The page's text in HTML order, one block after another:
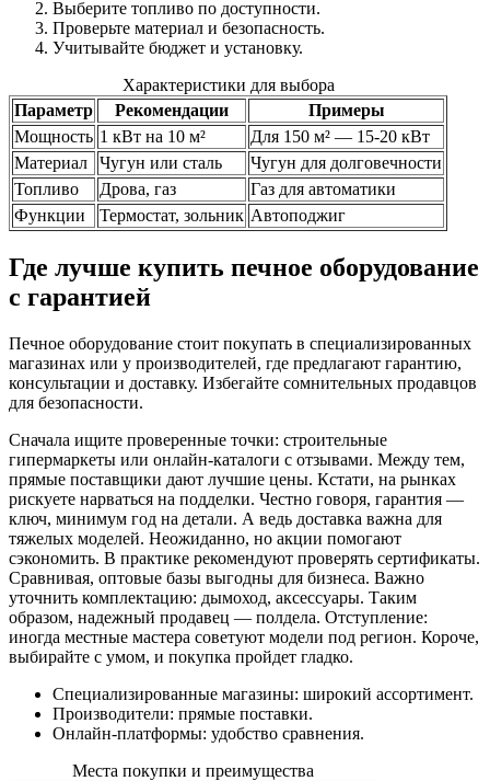
Выберите топливо по доступности.
Проверьте материал и безопасность.
Учитывайте бюджет и установку.
Характеристики для выбора
Параметр
Рекомендации
Примеры
Мощность 1 кВт на 10 м²
Для 150 м² — 15-20 кВт
Материал
Чугун или сталь
Чугун для долговечности
Топливо
Дрова, газ
Газ для автоматики
Функции
Термостат, зольник Автоподжиг
Где лучше купить печное оборудование
с гарантией
Печное оборудование стоит покупать в специализированных
магазинах или у производителей, где предлагают гарантию,
консультации и доставку. Избегайте сомнительных продавцов
для безопасности.
Сначала ищите проверенные точки: строительные
гипермаркеты или онлайн-каталоги с отзывами. Между тем,
прямые поставщики дают лучшие цены. Кстати, на рынках
рискуете нарваться на подделки. Честно говоря, гарантия —
ключ, минимум год на детали. А ведь доставка важна для
тяжелых моделей. Неожиданно, но акции помогают
сэкономить. В практике рекомендуют проверять сертификаты.
Сравнивая, оптовые базы выгодны для бизнеса. Важно
уточнить комплектацию: дымоход, аксессуары. Таким
образом, надежный продавец — полдела. Отступление:
иногда местные мастера советуют модели под регион. Короче,
выбирайте с умом, и покупка пройдет гладко.
Специализированные магазины: широкий ассортимент.
Производители: прямые поставки.
Онлайн-платформы: удобство сравнения.
Места покупки и преимущества